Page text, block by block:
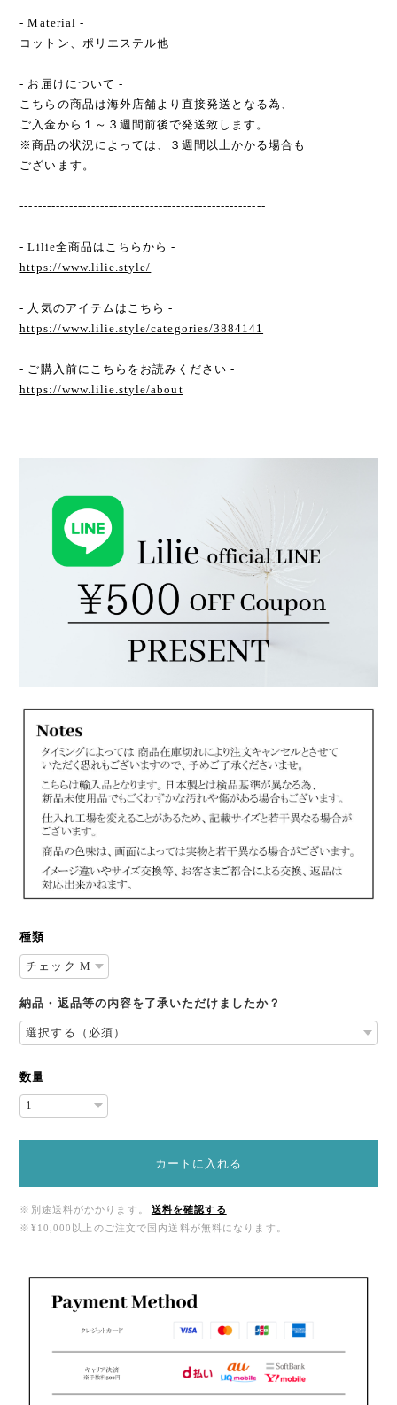
- Material -
コットン、ポリエステル他
- お届けについて -
こちらの商品は海外店舗より直接発送となる為、
ご入金から１～３週間前後で発送致します。
※商品の状況によっては、３週間以上かかる場合も
ございます。
-------------------------------------------------------
- Lilie全商品はこちらから -
https://www.lilie.style/
- 人気のアイテムはこちら -
https://www.lilie.style/categories/3884141
- ご購入前にこちらをお読みください -
https://www.lilie.style/about
-------------------------------------------------------
種類
納品・返品等の内容を了承いただけましたか？
数量
カートに入れる
※別途送料がかかります。
送料を確認する
※¥10,000以上のご注文で国内送料が無料になります。